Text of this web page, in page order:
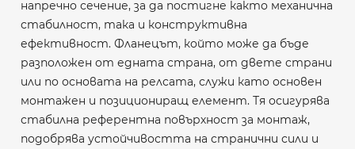
напречно сечение, за да постигне както механична
стабилност, така и конструктивна
ефективност. Фланецът, който може да бъде
разположен от едната страна, от двете страни
или по основата на релсата, служи като основен
монтажен и позициониращ елемент. Тя осигурява
стабилна референтна повърхност за монтаж,
подобрява устойчивостта на странични сили и